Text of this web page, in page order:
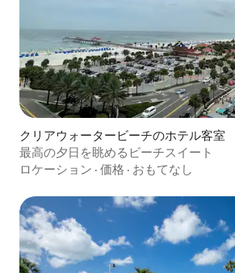
クリアウォータービーチのホテル客室
最高の夕日を眺めるビーチスイート
ロケーション · 価格 · おもてなし